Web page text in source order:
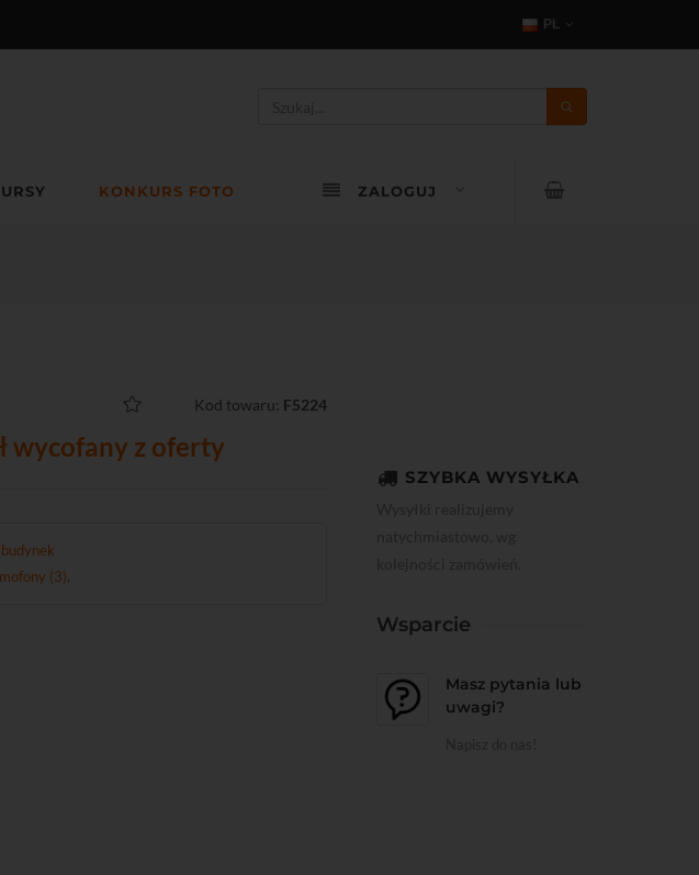
PL
KONKURS FOTO ZALOGUJ
Kod towaru: F5224
wycofany z oferty
(3)
SZYBKA WYSYŁKA
Wsparcie
Masz pytania lub
uwagi?